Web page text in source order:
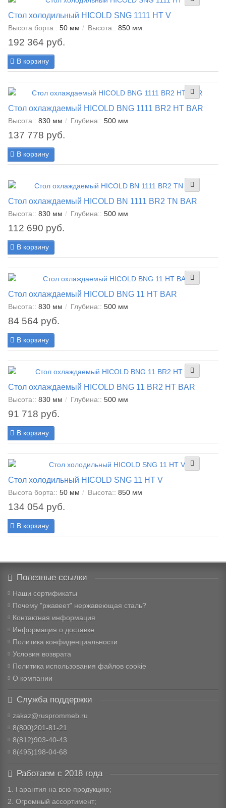
Стол холодильный HICOLD SNG 1111 HT V
Высота борта:: 50 мм Высота:: 850 мм
192 364 руб.
В корзину
Стол охлаждаемый HICOLD BNG 1111 BR2 HT BAR
Высота:: 830 мм Глубина:: 500 мм
137 778 руб.
В корзину
Стол охлаждаемый HICOLD BN 1111 BR2 TN BAR
Высота:: 830 мм Глубина:: 500 мм
112 690 руб.
В корзину
Стол охлаждаемый HICOLD BNG 11 HT BAR
Высота:: 830 мм Глубина:: 500 мм
84 564 руб.
В корзину
Стол охлаждаемый HICOLD BNG 11 BR2 HT BAR
Высота:: 830 мм Глубина:: 500 мм
91 718 руб.
В корзину
Стол холодильный HICOLD SNG 11 HT V
Высота борта:: 50 мм Высота:: 850 мм
134 054 руб.
В корзину
Полезные ссылки
Наши сертификаты
Почему "ржавеет" нержавеющая сталь?
Контактная информация
Информация о доставке
Политика конфиденциальности
Условия возврата
Политика использования файлов cookie
О компании
Служба поддержки
zakaz@rusprommeb.ru
8(800)201-81-21
8(812)903-40-43
8(495)198-04-68
Работаем с 2018 года
1. Гарантия на всю продукцию;
2. Огромный ассортимент;